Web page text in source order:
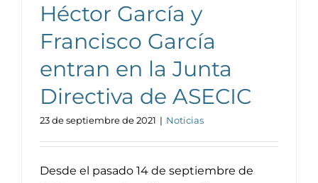
Héctor García y
Francisco García
entran en la Junta
Directiva de ASECIC
23 de septiembre de 2021 | Noticias
Desde el pasado 14 de septiembre de